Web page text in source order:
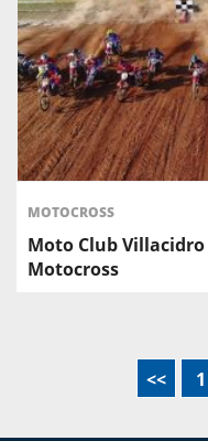
MOTOCROSS
Moto Club
Motocross
<< 1